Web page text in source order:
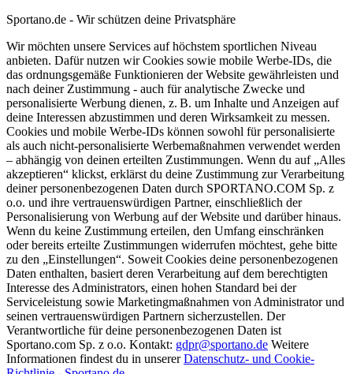
Sportano.de - Wir schützen deine Privatsphäre
Wir möchten unsere Services auf höchstem sportlichen Niveau
anbieten. Dafür nutzen wir Cookies sowie mobile Werbe-IDs, die
das ordnungsgemäße Funktionieren der Website gewährleisten und
nach deiner Zustimmung - auch für analytische Zwecke und
personalisierte Werbung dienen, z. B. um Inhalte und Anzeigen auf
deine Interessen abzustimmen und deren Wirksamkeit zu messen.
Cookies und mobile Werbe-IDs können sowohl für personalisierte
als auch nicht-personalisierte Werbemaßnahmen verwendet werden
– abhängig von deinen erteilten Zustimmungen. Wenn du auf „Alles
akzeptieren“ klickst, erklärst du deine Zustimmung zur Verarbeitung
deiner personenbezogenen Daten durch SPORTANO.COM Sp. z
o.o. und ihre vertrauenswürdigen Partner, einschließlich der
Personalisierung von Werbung auf der Website und darüber hinaus.
Wenn du keine Zustimmung erteilen, den Umfang einschränken
oder bereits erteilte Zustimmungen widerrufen möchtest, gehe bitte
zu den „Einstellungen“. Soweit Cookies deine personenbezogenen
Daten enthalten, basiert deren Verarbeitung auf dem berechtigten
Interesse des Administrators, einen hohen Standard bei der
Serviceleistung sowie Marketingmaßnahmen von Administrator und
seinen vertrauenswürdigen Partnern sicherzustellen. Der
Verantwortliche für deine personenbezogenen Daten ist
Sportano.com Sp. z o.o. Kontakt: gdpr@sportano.de Weitere
Informationen findest du in unsererDatenschutz- und Cookie-